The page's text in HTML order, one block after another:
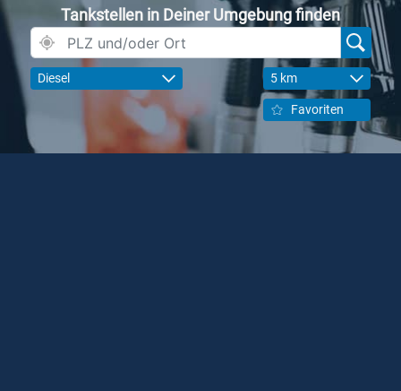
Tankstellen in Deiner Umgebung finden
Diesel 5 km
Favoriten